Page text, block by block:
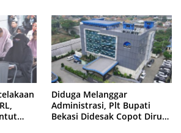
Diduga Melanggar
Administrasi, Plt Bupati
Bekasi Didesak Copot Dirum